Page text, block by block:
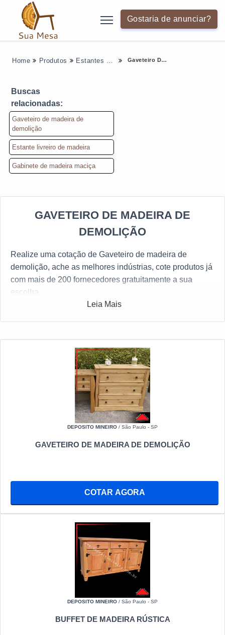
Gostaria de anunciar?
Home Produtos Estantes Em Geral - Categoria Gaveteiro De Madeira De Demolição
Buscas
relacionadas:
Gaveteiro de madeira de
demolição
Estante livreiro de madeira
Gabinete de madeira maciça
GAVETEIRO DE MADEIRA DE
DEMOLIÇÃO
Realize uma cotação de Gaveteiro de madeira de
demolição, ache as melhores indústrias, cote produtos já
com mais de 200 fornecedores gratuitamente a sua
escolha
fabricantes qualificados do mercado industrial. Se estiver
interesse Gaveteiro de madeira de demolição e gostaria
de saber mais informações sobre a empresa clique em
uma das empresas a seguir:
Leia Mais
DEPOSITO MINEIRO / São Paulo - SP
GAVETEIRO DE MADEIRA DE DEMOLIÇÃO
COTAR AGORA
DEPOSITO MINEIRO / São Paulo - SP
BUFFET DE MADEIRA RÚSTICA